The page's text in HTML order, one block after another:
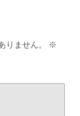
ません。
※